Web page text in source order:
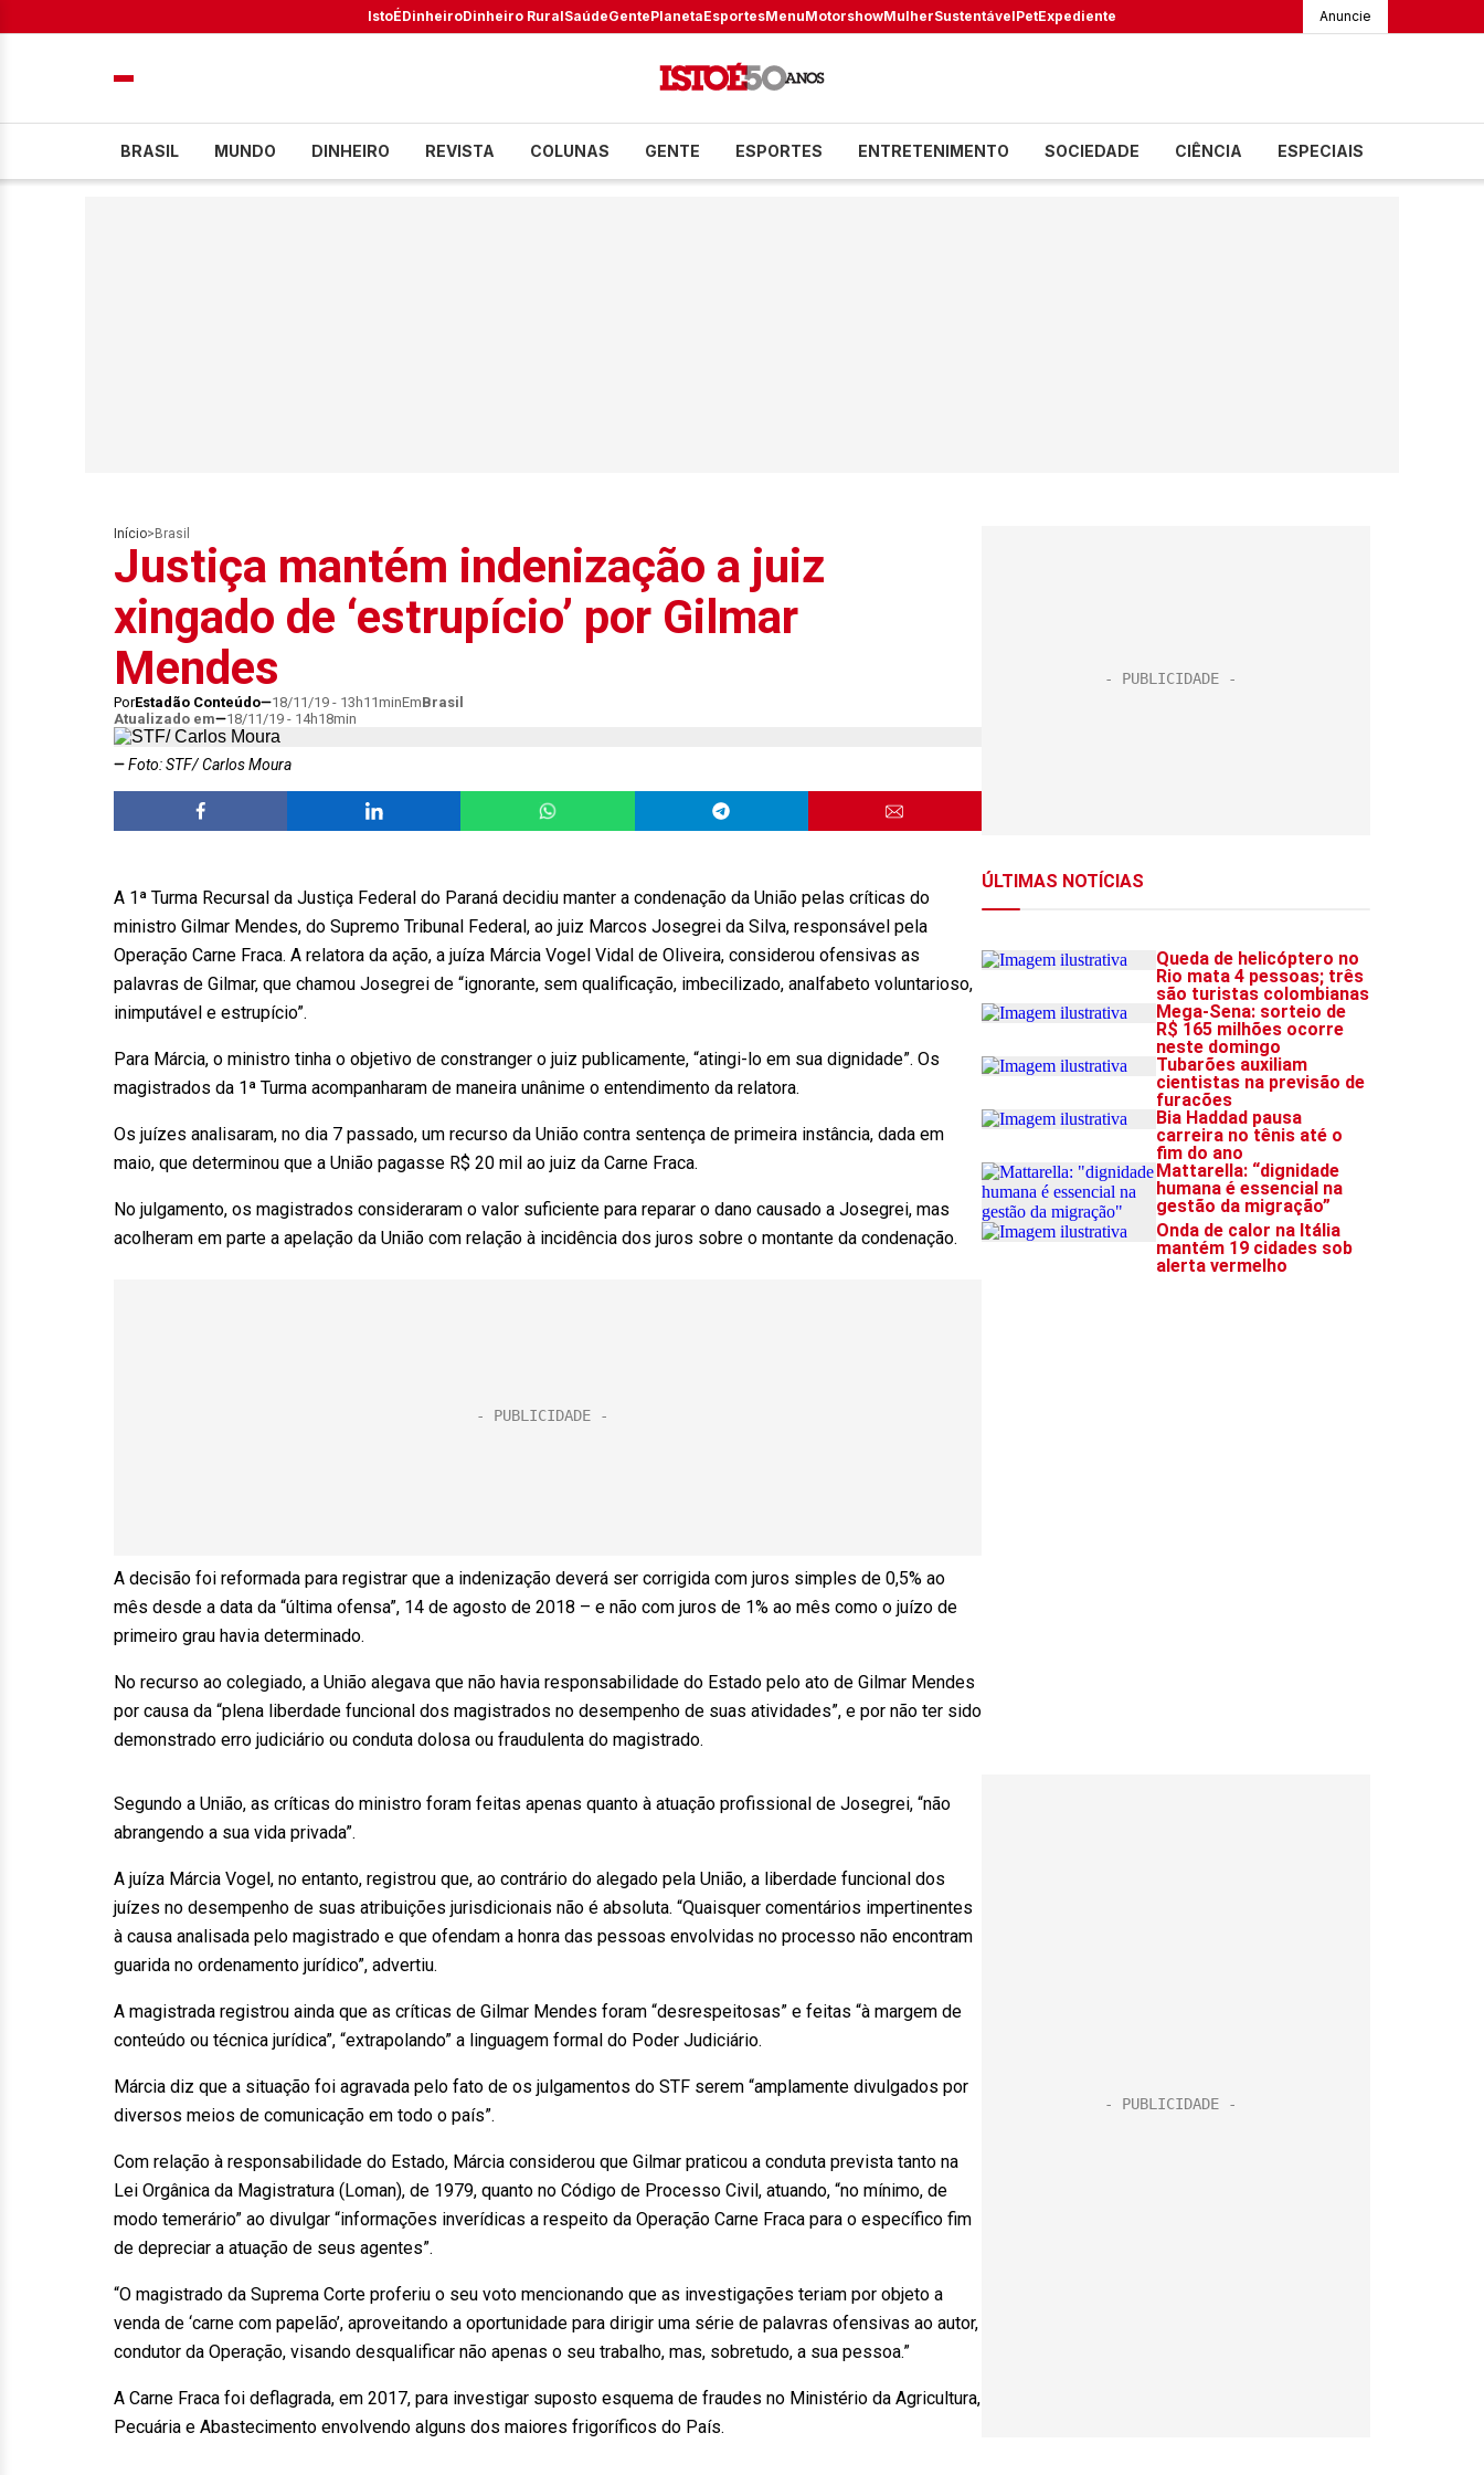
IstoÉDinheiroDinheiro RuralSaúdeGentePlanetaEsportesMenuMotorshowMulherSustentávelPetExpediente Anuncie
BRASIL MUNDO DINHEIRO REVISTA COLUNAS GENTE ESPORTES ENTRETENIMENTO SOCIEDADE CIÊNCIA ESPECIAIS
Início> Brasil
Justiça mantém indenização a juiz
xingado de ‘estrupício’ por Gilmar
Mendes
PorEstadão Conteúdo 18/11/19 - 13h11minEmBrasil
Atualizado em
18/11/19 - 14h18min
Foto: STF/ Carlos Moura
A 1ª Turma Recursal da Justiça Federal do Paraná decidiu manter a condenação da União pelas críticas do
ministro Gilmar Mendes, do Supremo Tribunal Federal, ao juiz Marcos Josegrei da Silva, responsável pela
Operação Carne Fraca. A relatora da ação, a juíza Márcia Vogel Vidal de Oliveira, considerou ofensivas as
palavras de Gilmar, que chamou Josegrei de “ignorante, sem qualificação, imbecilizado, analfabeto voluntarioso,
inimputável e estrupício”.
Para Márcia, o ministro tinha o objetivo de constranger o juiz publicamente, “atingi-lo em sua dignidade”. Os
magistrados da 1ª Turma acompanharam de maneira unânime o entendimento da relatora.
Os juízes analisaram, no dia 7 passado, um recurso da União contra sentença de primeira instância, dada em
maio, que determinou que a União pagasse R$ 20 mil ao juiz da Carne Fraca.
No julgamento, os magistrados consideraram o valor suficiente para reparar o dano causado a Josegrei, mas
acolheram em parte a apelação da União com relação à incidência dos juros sobre o montante da condenação.
A decisão foi reformada para registrar que a indenização deverá ser corrigida com juros simples de 0,5% ao
mês desde a data da “última ofensa”, 14 de agosto de 2018 – e não com juros de 1% ao mês como o juízo de
primeiro grau havia determinado.
No recurso ao colegiado, a União alegava que não havia responsabilidade do Estado pelo ato de Gilmar Mendes
por causa da “plena liberdade funcional dos magistrados no desempenho de suas atividades”, e por não ter sido
demonstrado erro judiciário ou conduta dolosa ou fraudulenta do magistrado.
Segundo a União, as críticas do ministro foram feitas apenas quanto à atuação profissional de Josegrei, “não
abrangendo a sua vida privada”.
A juíza Márcia Vogel, no entanto, registrou que, ao contrário do alegado pela União, a liberdade funcional dos
juízes no desempenho de suas atribuições jurisdicionais não é absoluta. “Quaisquer comentários impertinentes
à causa analisada pelo magistrado e que ofendam a honra das pessoas envolvidas no processo não encontram
guarida no ordenamento jurídico”, advertiu.
A magistrada registrou ainda que as críticas de Gilmar Mendes foram “desrespeitosas” e feitas “à margem de
conteúdo ou técnica jurídica”, “extrapolando” a linguagem formal do Poder Judiciário.
Márcia diz que a situação foi agravada pelo fato de os julgamentos do STF serem “amplamente divulgados por
diversos meios de comunicação em todo o país”.
Com relação à responsabilidade do Estado, Márcia considerou que Gilmar praticou a conduta prevista tanto na
Lei Orgânica da Magistratura (Loman), de 1979, quanto no Código de Processo Civil, atuando, “no mínimo, de
modo temerário” ao divulgar “informações inverídicas a respeito da Operação Carne Fraca para o específico fim
de depreciar a atuação de seus agentes”.
“O magistrado da Suprema Corte proferiu o seu voto mencionando que as investigações teriam por objeto a
venda de ‘carne com papelão’, aproveitando a oportunidade para dirigir uma série de palavras ofensivas ao autor,
condutor da Operação, visando desqualificar não apenas o seu trabalho, mas, sobretudo, a sua pessoa.”
A Carne Fraca foi deflagrada, em 2017, para investigar suposto esquema de fraudes no Ministério da Agricultura,
Pecuária e Abastecimento envolvendo alguns dos maiores frigoríficos do País.